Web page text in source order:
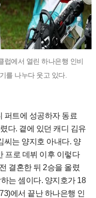
럽에서 열린 하나은행 인비
를 나누다 웃고 있다.
퍼트에 성공하자 동료
다. 곁에 있던 캐디 김유
씨는 양지호 아내다. 양
프로 데뷔 이후 이렇다
결혼한 뒤 2승을 올렸
는 셈이다. 양지호가 18
에서 끝난 하나은행 인